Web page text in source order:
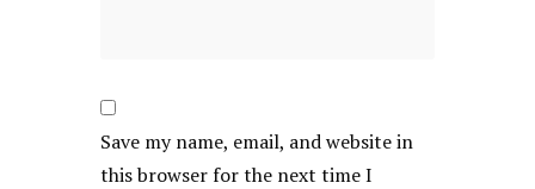
Save my name, email, and website in
this browser for the next time I